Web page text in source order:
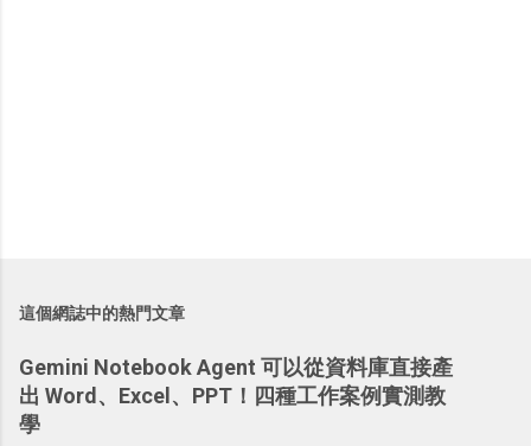
這個網誌中的熱門文章
Gemini Notebook Agent 可以從資料庫直接產
出 Word、Excel、PPT！四種工作案例實測教
學